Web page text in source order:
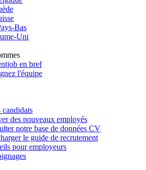
Bas
Uni
en bref
l'équipe
candidats
des nouveaux employés
notre base de données CV
le guide de recrutement
pour employeurs